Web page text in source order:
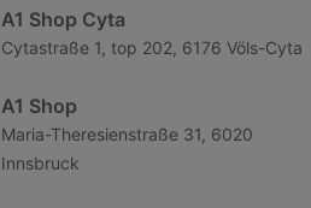
A1 Shop Cyta
Cytastraße 1, top 202, 6176 Völs-Cyta
A1 Shop
Maria-Theresienstraße 31, 6020
Innsbruck